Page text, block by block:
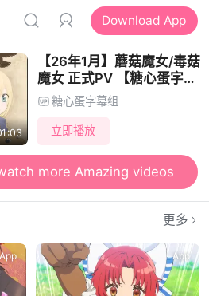
Download App
【26年1月】蘑菇魔女/毒菇
魔女 正式PV 【糖心蛋字幕
组】糖心蛋字幕组
立即播放
more Amazing videos
更多
App App